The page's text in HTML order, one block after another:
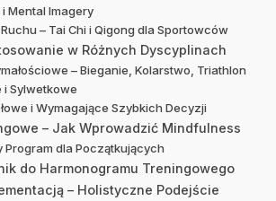
Mental Imagery
– Tai Chi i Qigong dla Sportowców
w Różnych Dyscyplinach
– Bieganie, Kolarstwo, Triathlon
i Sylwetkowe
i Wymagające Szybkich Decyzji
– Jak Wprowadzić Mindfulness
Program dla Początkujących
do Harmonogramu Treningowego
– Holistyczne Podejście